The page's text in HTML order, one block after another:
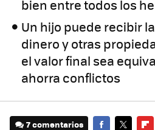
bien entre todos los
Un hijo puede recibir
dinero y otras
el valor final sea
ahorra conflictos
7 comentarios